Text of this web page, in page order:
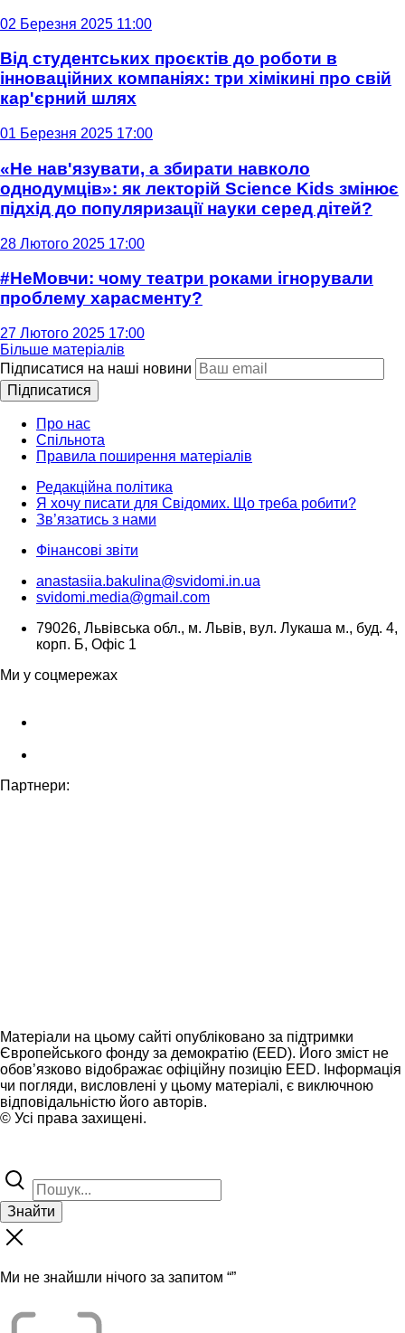
02 Березня 2025 11:00
Від студентських проєктів до роботи в
інноваційних компаніях: три хімікині про свій
кар'єрний шлях
01 Березня 2025 17:00
«Не нав'язувати, а збирати навколо
однодумців»: як лекторій Science Kids змінює
підхід до популяризації науки серед дітей?
28 Лютого 2025 17:00
#НеМовчи: чому театри роками ігнорували
проблему харасменту?
27 Лютого 2025 17:00
Більше матеріалів
Підписатися на наші новини
Підписатися
Про нас
Спільнота
Правила поширення матеріалів
Редакційна політика
Я хочу писати для Свідомих. Що треба робити?
Зв’язатись з нами
Фінансові звіти
anastasiia.bakulina@svidomi.in.ua
svidomi.media@gmail.com
79026, Львівська обл., м. Львів, вул. Лукаша м., буд. 4,
корп. Б, Офіс 1
Ми у соцмережах
Партнери:
Матеріали на цьому сайті опубліковано за підтримки
Європейського фонду за демократію (EED). Його зміст не
обов’язково відображає офіційну позицію EED. Інформація
чи погляди, висловлені у цьому матеріалі, є виключною
відповідальністю його авторів.
© Усі права захищені.
Знайти
Ми не знайшли нічого за запитом “”